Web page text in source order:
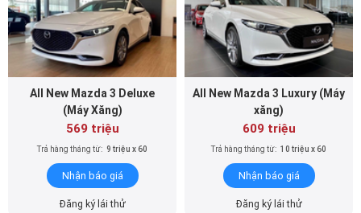
All New Mazda 3 Deluxe
(Máy Xăng)
569 triệu
Trả hàng tháng từ: 9 triệu x 60
Nhận báo giá
Đăng ký lái thử
All New Mazda 3 Luxury (Máy
xăng)
609 triệu
Trả hàng tháng từ: 10 triệu x 60
Nhận báo giá
Đăng ký lái thử